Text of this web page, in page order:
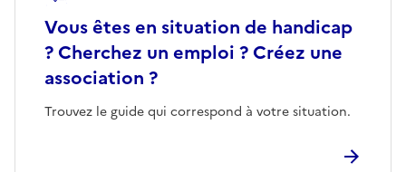
Vous êtes en situation de handicap
? Cherchez un emploi ? Créez une
association ?
Trouvez le guide qui correspond à votre situation.